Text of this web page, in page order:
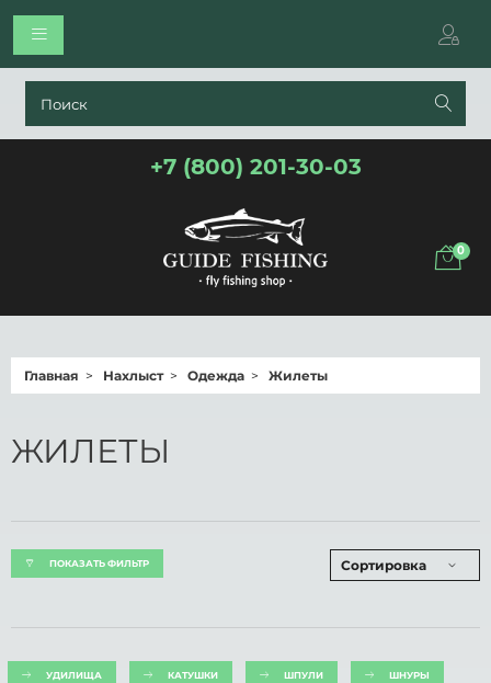
+7 (800) 201-30-03
0
Главная Нахлыст Одежда Жилеты
ЖИЛЕТЫ
ПОКАЗАТЬ ФИЛЬТР Сортировка
УДИЛИЩА КАТУШКИ ШПУЛИ ШНУРЫ